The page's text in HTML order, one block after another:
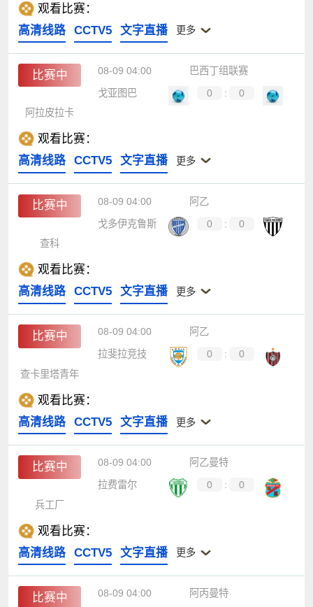
观看比赛：
高清线路
CCTV5 文字直播 更多
比赛中 08-09 04:00
巴西丁组联赛
戈亚图巴
0 :
0
阿拉皮拉卡
观看比赛：
高清线路
CCTV5 文字直播 更多
比赛中 08-09 04:00
阿乙
戈多伊克鲁斯
0 :
0
查科
观看比赛：
高清线路
CCTV5 文字直播 更多
比赛中 08-09 04:00
阿乙
拉斐拉竞技
0 :
0
查卡里塔青年
观看比赛：
高清线路
CCTV5 文字直播 更多
比赛中 08-09 04:00
阿乙曼特
拉费雷尔
0 :
0
兵工厂
观看比赛：
高清线路
CCTV5 文字直播 更多
比赛中 08-09 04:00 阿丙曼特